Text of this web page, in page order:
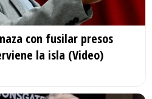
con fusilar presos
la isla (Video)